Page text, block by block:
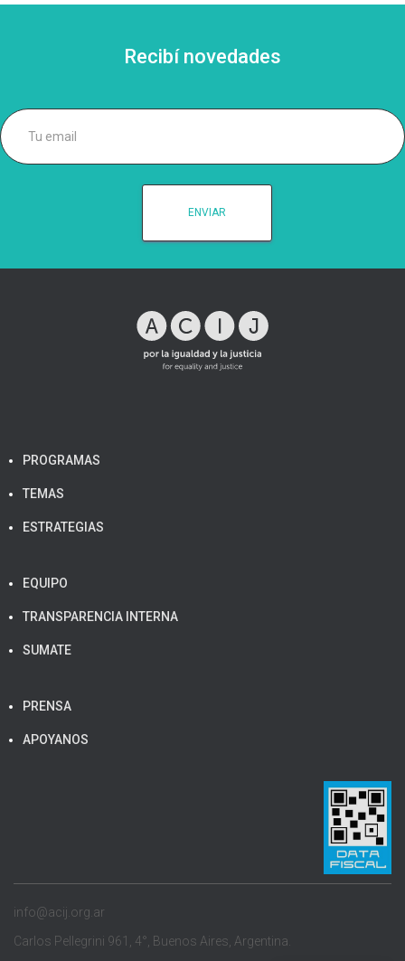
Recibí novedades
PROGRAMAS
TEMAS
ESTRATEGIAS
EQUIPO
TRANSPARENCIA INTERNA
SUMATE
PRENSA
APOYANOS
info@acij.org.ar
Carlos Pellegrini 961, 4°, Buenos Aires, Argentina.